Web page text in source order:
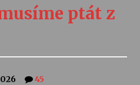
ptát z
45